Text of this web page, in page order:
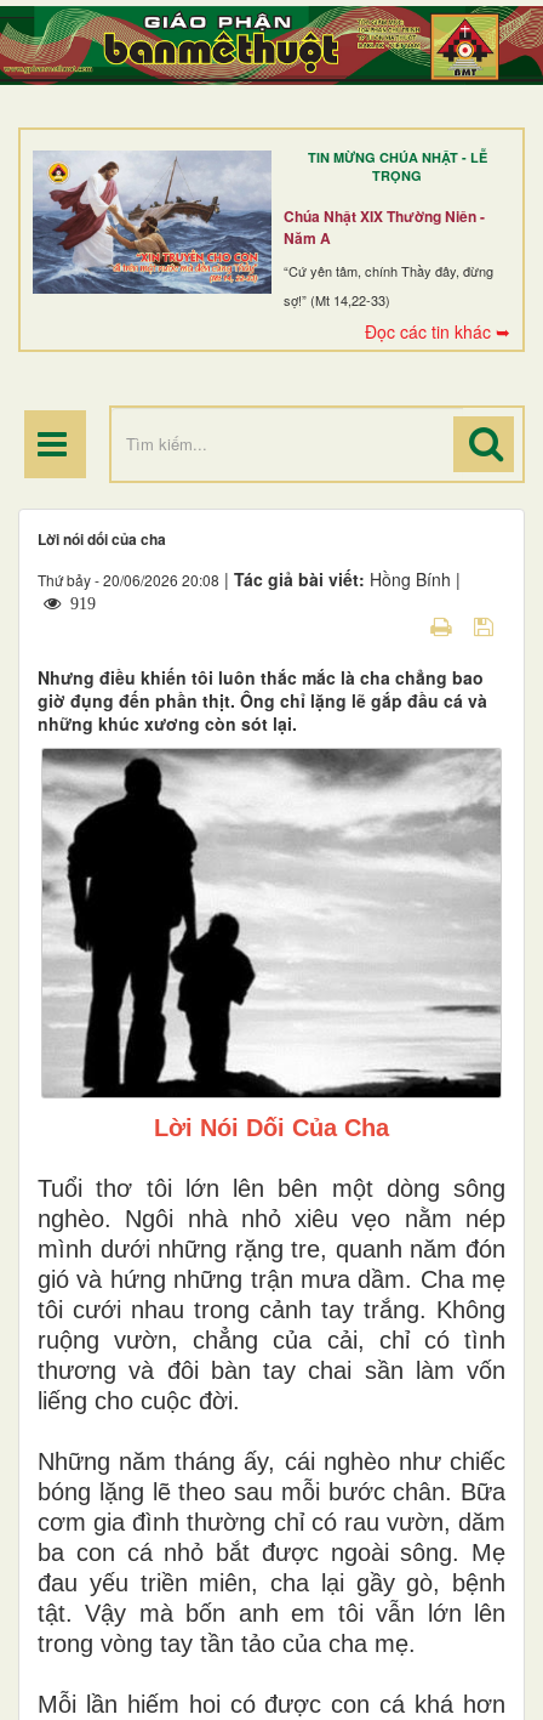
TIN MỪNG CHÚA NHẬT - LỄ
TRỌNG
Chúa Nhật XIX Thường Niên -
Năm A
“Cứ yên tâm, chính Thầy đây, đừng
sợ!” (Mt 14,22-33)
Đọc các tin khác ➥
TRANG NHẤT
GIỚI THIỆU
DÒNG TU
BAN MỤC VỤ
ĐOÀN THỂ CG
ĐIỂM HÀNH HƯƠNG
Lời nói dối của cha
Thứ bảy - 20/06/2026 20:08 | Tác giả bài viết: Hồng Bính |
919
Nhưng điều khiến tôi luôn thắc mắc là cha chẳng bao
giờ đụng đến phần thịt. Ông chỉ lặng lẽ gắp đầu cá và
những khúc xương còn sót lại.
Lời Nói Dối Của Cha
Tuổi thơ tôi lớn lên bên một dòng sông
nghèo. Ngôi nhà nhỏ xiêu vẹo nằm nép
mình dưới những rặng tre, quanh năm đón
gió và hứng những trận mưa dầm. Cha mẹ
tôi cưới nhau trong cảnh tay trắng. Không
ruộng vườn, chẳng của cải, chỉ có tình
thương và đôi bàn tay chai sần làm vốn
liếng cho cuộc đời.
Những năm tháng ấy, cái nghèo như chiếc
bóng lặng lẽ theo sau mỗi bước chân. Bữa
cơm gia đình thường chỉ có rau vườn, dăm
ba con cá nhỏ bắt được ngoài sông. Mẹ
đau yếu triền miên, cha lại gầy gò, bệnh
tật. Vậy mà bốn anh em tôi vẫn lớn lên
trong vòng tay tần tảo của cha mẹ.
Mỗi lần hiếm hoi có được con cá khá hơn